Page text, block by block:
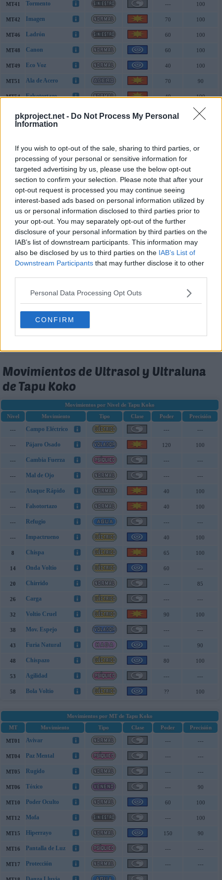
pkproject.net - Do Not Process My Personal
Information
If you wish to opt-out of the sale, sharing to third parties, or
processing of your personal or sensitive information for
targeted advertising by us, please use the below opt-out
section to confirm your selection. Please note that after your
opt-out request is processed you may continue seeing
interest-based ads based on personal information utilized by
us or personal information disclosed to third parties prior to
your opt-out. You may separately opt-out of the further
disclosure of your personal information by third parties on the
IAB’s list of downstream participants. This information may
also be disclosed by us to third parties on the IAB’s List of
Downstream Participants that may further disclose it to other
Personal Data Processing Opt Outs
CONFIRM
MT41 Tormento --- 100
MT42 Imagen 70 100
MT46 Ladrón 60 100
MT48 Canon 60 100
MT49 Eco Voz 40 100
MT51 Ala de Acero 70 90
MT54 Falsotortazo 40 100
Caída Libre 100
MT62 Acróbata
MT72 Voltiocambio 70
MT73 Onda Trueno ---
MT76 Vuelo 90
MT77 Más Psique --- ---
MT86 Hierba Lazo ??
MT87 Contoneo --- 85
MT88 Sonámbulo ---
MT89 Ida y Vuelta 70 100
Voltio Cruel
Adaptación
Brillo Mágico
Movimientos de Ultrasol y Ultraluna
de Tapu Koko
Movimientos por Nivel de Tapu Koko
Nivel
Movimiento Tipo Clase Poder Precisión
--- Campo Eléctrico --- ---
--- Pájaro Osado 120 100
--- Cambia Fuerza --- ---
--- Mal de Ojo --- ---
--- Ataque Rápido 40 100
--- Falsotortazo 40 100
--- Refugio --- ---
--- Impactrueno 40 100
8 Chispa 65 100
14 Onda Voltio 60 ---
20 Chirrido --- 85
26 Carga --- ---
32 Voltio Cruel 90 100
38 Mov. Espejo --- ---
43 Furia Natural --- 90
48 Chispazo 80 100
53 Agilidad --- ---
58 Bola Voltio ?? 100
Movimientos por MT de Tapu Koko
MT
Movimiento Tipo Clase Poder Precisión
MT01 Avivar --- ---
MT04 Paz Mental --- ---
MT05 Rugido --- ---
MT06 Tóxico --- 90
MT10 Poder Oculto 60 100
MT12 Mofa --- 100
MT15 Hiperrayo 150 90
MT16 Pantalla de Luz --- ---
MT17 Protección --- ---